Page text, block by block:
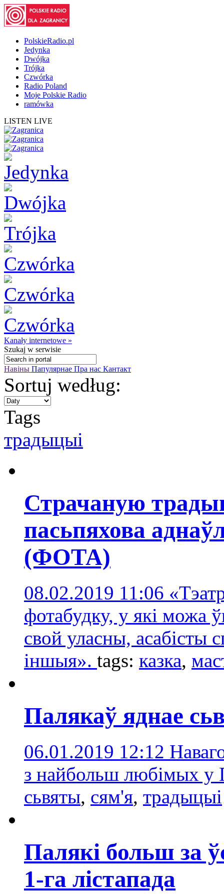
PolskieRadio.pl
Jedynka
Dwójka
Trójka
Czwórka
Radio Poland
Moje Polskie Radio
ramówka
LISTEN LIVE
Kanały internetowe »
Szukaj w serwisie
Навіны Папулярнае Пра нас Кантакт
Sortuj według:
Tags
традыцыі
Страчаную
пасьпяхова
(ФОТА)
08.02.2019 11:06
фотабудку, у які можа
свой уласны, асабісты
іншыя». tags: казка,
Палякаў яднае
06.01.2019 12:12
з найбольш любімых
сьвяты, сям'я, традыцыі
Палякі больш за
1-га лістапада